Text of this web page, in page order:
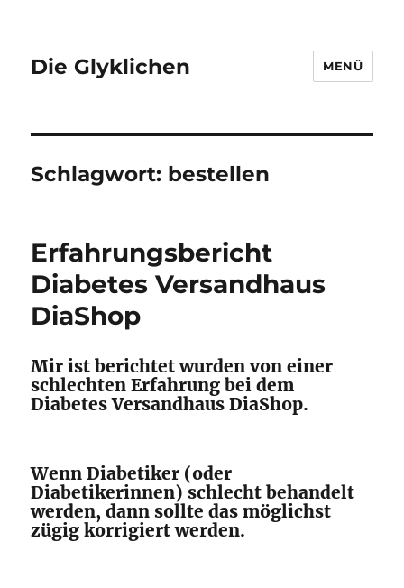
Die Glyklichen MENÜ
Schlagwort: bestellen
Erfahrungsbericht
Diabetes Versandhaus
DiaShop
Mir ist berichtet wurden von einer
schlechten Erfahrung bei dem
Diabetes Versandhaus DiaShop.
Wenn Diabetiker (oder
Diabetikerinnen) schlecht behandelt
werden, dann sollte das möglichst
zügig korrigiert werden.